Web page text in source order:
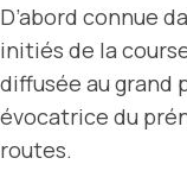
D’abord connue
initiés de la
diffusée au grand
évocatrice du
routes.